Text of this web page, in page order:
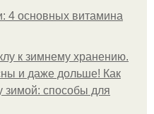
4 основных витамина
к зимнему хранению.
и даже дольше! Как
зимой: способы для